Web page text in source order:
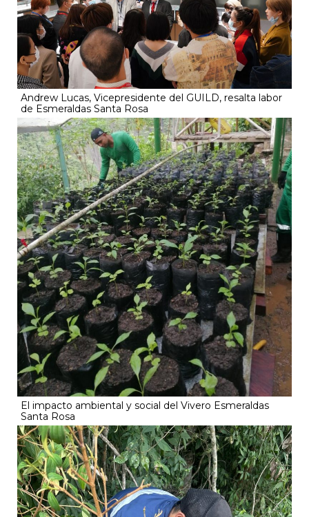
Andrew Lucas, Vicepresidente del GUILD, resalta labor
de Esmeraldas Santa Rosa
El impacto ambiental y social del Vivero Esmeraldas
Santa Rosa